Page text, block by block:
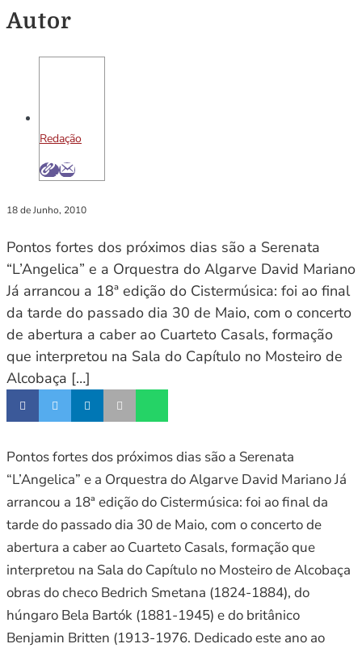
Autor
Redação
18 de Junho, 2010
Pontos fortes dos próximos dias são a Serenata
“L’Angelica” e a Orquestra do Algarve David Mariano
Já arrancou a 18ª edição do Cistermúsica: foi ao final
da tarde do passado dia 30 de Maio, com o concerto
de abertura a caber ao Cuarteto Casals, formação
que interpretou na Sala do Capítulo no Mosteiro de
Alcobaça […]
Pontos fortes dos próximos dias são a Serenata
“L’Angelica” e a Orquestra do Algarve David Mariano Já
arrancou a 18ª edição do Cistermúsica: foi ao final da
tarde do passado dia 30 de Maio, com o concerto de
abertura a caber ao Cuarteto Casals, formação que
interpretou na Sala do Capítulo no Mosteiro de Alcobaça
obras do checo Bedrich Smetana (1824-1884), do
húngaro Bela Bartók (1881-1945) e do britânico
Benjamin Britten (1913-1976. Dedicado este ano ao